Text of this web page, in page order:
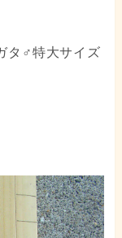
タ♂特大サイズ